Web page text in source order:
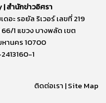
| สำนักข่าวอิศรา
ดอะ รอยัล ริเวอร์ เลขที่ 219
1 แขวง บางพลัด เขต
านคร 10700
1
ติดต่อเรา |Site Map